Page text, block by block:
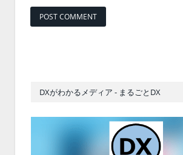
DXがわかるメディア - まるごとDX